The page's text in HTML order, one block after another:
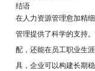
结语
在人力资源管理愈加精
管理提供了科学的支持
配，还能在员工职业生
具，企业可以构建长期